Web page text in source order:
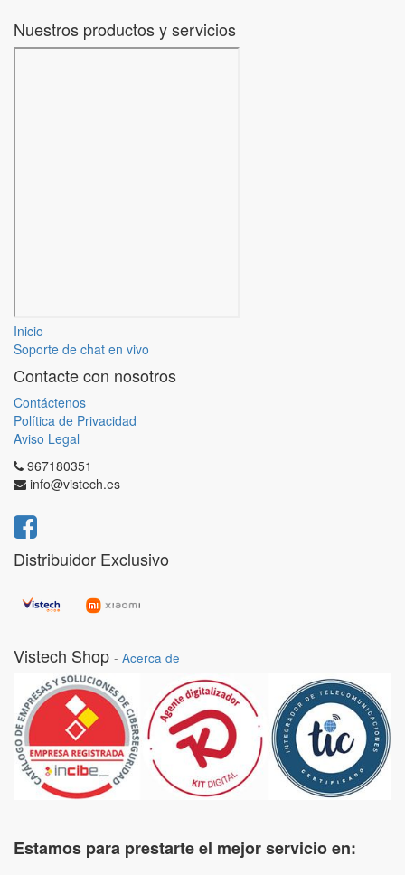
Nuestros productos y servicios
Inicio
Soporte de chat en vivo
Contacte con nosotros
Contáctenos
Política de Privacidad
Aviso Legal
967180351
info@vistech.es
Distribuidor Exclusivo
Vistech Shop - Acerca de
Estamos para prestarte el mejor servicio en: